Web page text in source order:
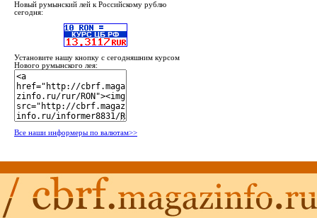
Новый румынский лей к Российскому рублю
сегодня:
Установите нашу кнопку с сегодняшним курсом
Нового румынского лея:
Все наши информеры по валютам>>